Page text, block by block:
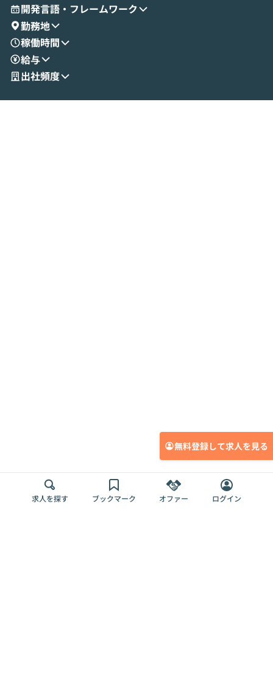
とセキュアに連携できるポイントなど、実
演を通じて具体的なイメージをお届けしま
す。 後半のディスカッションでは、セキュ
リティの考え方や社内導入の進め方など、
現場目線でさらに深掘りしていきます。
「自分の業務をAIで自動化してみたいけ
いう方にこそ参加いただきたいイベントで
開発言語・フレームワーク
勤務地
稼働時間
給与
出社頻度
無料登録して求人を見る
求人を探す ブックマーク オファー ログイン